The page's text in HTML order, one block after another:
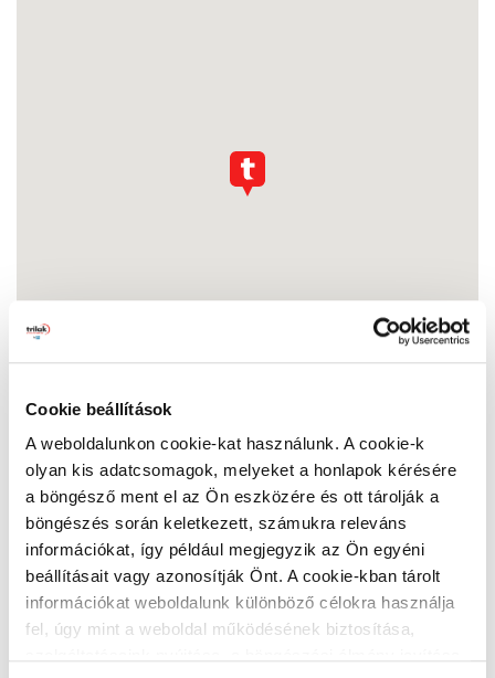
Cookie beállítások
A weboldalunkon cookie-kat használunk. A cookie-k
olyan kis adatcsomagok, melyeket a honlapok kérésére
a böngésző ment el az Ön eszközére és ott tárolják a
böngészés során keletkezett, számukra releváns
információkat, így például megjegyzik az Ön egyéni
beállításait vagy azonosítják Önt. A cookie-kban tárolt
információkat weboldalunk különböző célokra használja
fel, úgy mint a weboldal működésének biztosítása,
MÁZ HÁZ Damjanich
1071 Budapest, Damjanich u. 18.
Nyitvatartás:
Hétfő:
07:00 - 17:00
Kedd:
07:00 - 17:00
Szerda:
07:00 - 17:00
Csütörtök: 07:00 - 17:00
Péntek:
07:00 - 17:00